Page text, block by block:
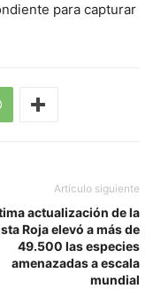
para capturar
Artículo siguiente
actualización de la
Roja elevó a más de
49.500 las especies
amenazadas a escala
mundial